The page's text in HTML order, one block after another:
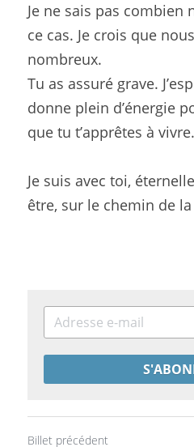
Je ne sais pas combien
ce cas. Je crois que
nombreux.
Tu as assuré grave.
donne plein d’énergie
que tu t’apprêtes à vivre.
Je suis avec toi,
être, sur le chemin de
Billet précédent